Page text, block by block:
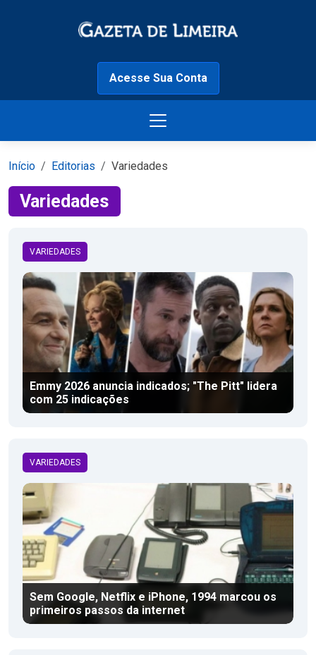
Acesse Sua Conta
Início Editorias Variedades
Variedades
VARIEDADES
Emmy 2026 anuncia indicados; "The Pitt" lidera
com 25 indicações
VARIEDADES
Sem Google, Netflix e iPhone, 1994 marcou os
primeiros passos da internet